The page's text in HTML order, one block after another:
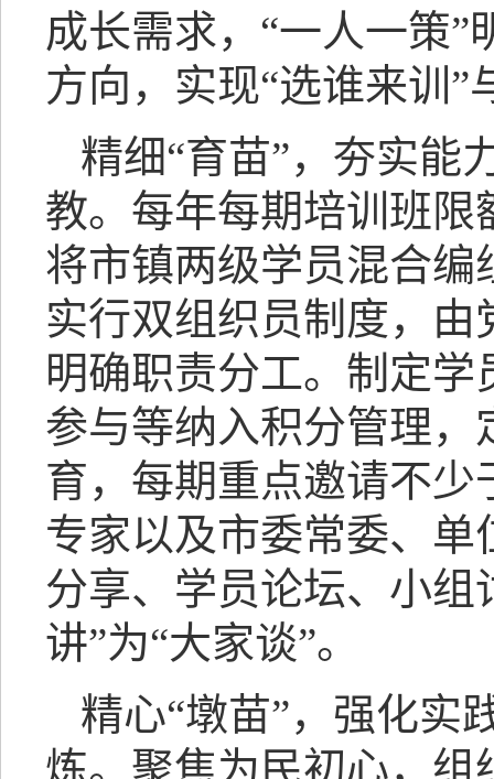
成长需求，“一人一策
方向，实现“选谁来训”
精细“育苗”，夯实能
教。每年每期培训班限
将市镇两级学员混合
实行双组织员制度，
明确职责分工。制定
参与等纳入积分管理
育，每期重点邀请不
专家以及市委常委、单
分享、学员论坛、小组
讲”为“大家谈”。
精心“墩苗”，强化实
炼。聚焦为民初心，组